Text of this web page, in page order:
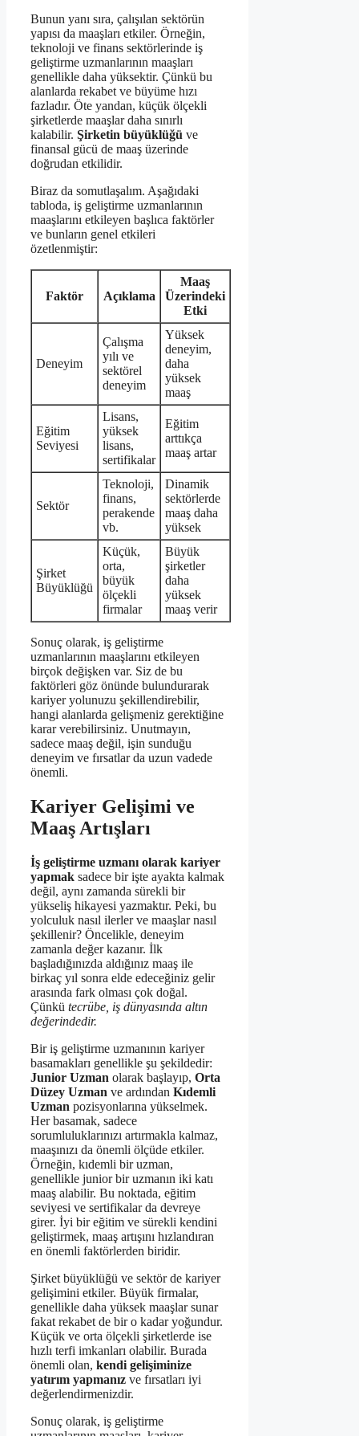
Bunun yanı sıra, çalışılan sektörün
yapısı da maaşları etkiler. Örneğin,
teknoloji ve finans sektörlerinde iş
geliştirme uzmanlarının maaşları
genellikle daha yüksektir. Çünkü bu
alanlarda rekabet ve büyüme hızı
fazladır. Öte yandan, küçük ölçekli
şirketlerde maaşlar daha sınırlı
kalabilir. Şirketin büyüklüğü ve
finansal gücü de maaş üzerinde
doğrudan etkilidir.
Biraz da somutlaşalım. Aşağıdaki
tabloda, iş geliştirme uzmanlarının
maaşlarını etkileyen başlıca faktörler
ve bunların genel etkileri
özetlenmiştir:
Faktör Açıklama
Maaş
Üzerindeki
Etki
Deneyim
Çalışma
yılı ve
sektörel
deneyim
Yüksek
deneyim,
daha
yüksek
maaş
Eğitim
Seviyesi
Lisans,
yüksek
lisans,
sertifikalar
Eğitim
arttıkça
maaş artar
Sektör
Teknoloji,
finans,
perakende
vb.
Dinamik
sektörlerde
maaş daha
yüksek
Şirket
Büyüklüğü
Küçük,
orta,
büyük
ölçekli
firmalar
Büyük
şirketler
daha
yüksek
maaş verir
Sonuç olarak, iş geliştirme
uzmanlarının maaşlarını etkileyen
birçok değişken var. Siz de bu
faktörleri göz önünde bulundurarak
kariyer yolunuzu şekillendirebilir,
hangi alanlarda gelişmeniz gerektiğine
karar verebilirsiniz. Unutmayın,
sadece maaş değil, işin sunduğu
deneyim ve fırsatlar da uzun vadede
önemli.
Kariyer Gelişimi ve
Maaş Artışları
İş geliştirme uzmanı olarak kariyer
yapmak sadece bir işte ayakta kalmak
değil, aynı zamanda sürekli bir
yükseliş hikayesi yazmaktır. Peki, bu
yolculuk nasıl ilerler ve maaşlar nasıl
şekillenir? Öncelikle, deneyim
zamanla değer kazanır. İlk
başladığınızda aldığınız maaş ile
birkaç yıl sonra elde edeceğiniz gelir
arasında fark olması çok doğal.
Çünkü tecrübe, iş dünyasında altın
değerindedir.
Bir iş geliştirme uzmanının kariyer
basamakları genellikle şu şekildedir:
Junior Uzman olarak başlayıp, Orta
Düzey Uzman ve ardından Kıdemli
Uzman pozisyonlarına yükselmek.
Her basamak, sadece
sorumluluklarınızı artırmakla kalmaz,
maaşınızı da önemli ölçüde etkiler.
Örneğin, kıdemli bir uzman,
genellikle junior bir uzmanın iki katı
maaş alabilir. Bu noktada, eğitim
seviyesi ve sertifikalar da devreye
girer. İyi bir eğitim ve sürekli kendini
geliştirmek, maaş artışını hızlandıran
en önemli faktörlerden biridir.
Şirket büyüklüğü ve sektör de kariyer
gelişimini etkiler. Büyük firmalar,
genellikle daha yüksek maaşlar sunar
fakat rekabet de bir o kadar yoğundur.
Küçük ve orta ölçekli şirketlerde ise
hızlı terfi imkanları olabilir. Burada
önemli olan, kendi gelişiminize
yatırım yapmanız ve fırsatları iyi
değerlendirmenizdir.
Sonuç olarak, iş geliştirme